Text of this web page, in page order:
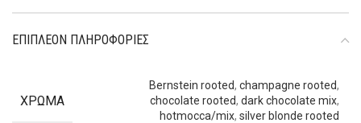
ΕΠΙΠΛΈΟΝ ΠΛΗΡΟΦΟΡΊΕΣ
ΧΡΏΜΑ
Bernstein rooted, champagne rooted,
chocolate rooted, dark chocolate mix,
hotmocca/mix, silver blonde rooted